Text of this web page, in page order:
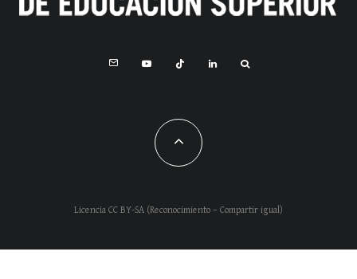
Licencia CC BY-SA (Reconocimiento – Compartir igual)